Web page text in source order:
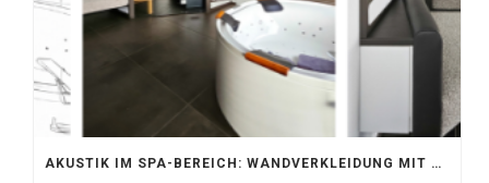
AKUSTIK IM SPA-BEREICH: WANDVERKLEIDUNG MIT SILENTPROTECT CORE